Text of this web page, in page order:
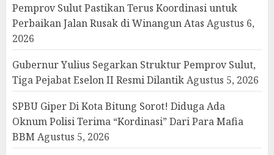
Pemprov Sulut Pastikan Terus Koordinasi untuk
Perbaikan Jalan Rusak di Winangun Atas Agustus 6,
2026
Gubernur Yulius Segarkan Struktur Pemprov Sulut,
Tiga Pejabat Eselon II Resmi DilantikAgustus 5, 2026
SPBU Giper Di Kota Bitung Sorot! Diduga Ada
Oknum Polisi Terima “Kordinasi” Dari Para Mafia
BBM Agustus 5, 2026